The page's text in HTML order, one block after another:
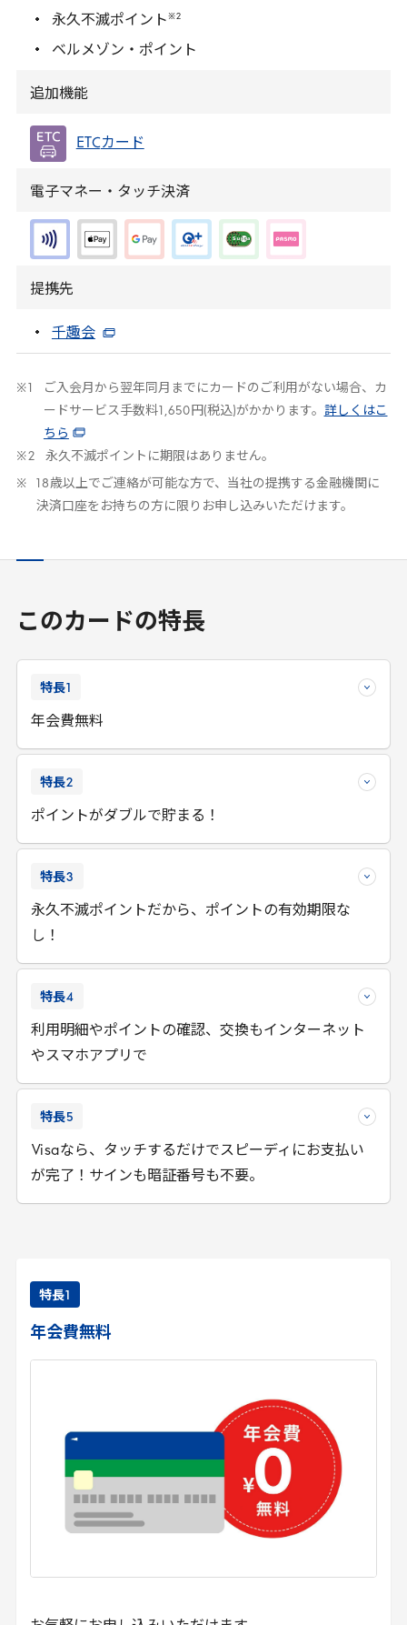
永久不滅ポイント ※2
ベルメゾン・ポイント
追加機能
ETCカード
電子マネー・タッチ決済
提携先
千趣会
ご入会月から翌年同月までにカードのご利用がない場合、カ
ードサービス手数料
,650 円(税込)がかかります。
詳しくはこ
ちら
永久不滅ポイントに期限はありません。
18 歳以上でご連絡が可能な方で、当社の提携する金融機関に
決済口座をお持ちの方に限りお申し込みいただけます。
このカードの特長
特長
年会費無料
特長2
ポイントがダブルで貯まる！
特長3
永久不滅ポイントだから、ポイントの有効期限な
し！
特長4
利用明細やポイントの確認、交換もインターネット
やスマホアプリで
特長5
Visaなら、タッチするだけでスピーディにお支払い
が完了！サインも暗証番号も不要。
特長
年会費無料